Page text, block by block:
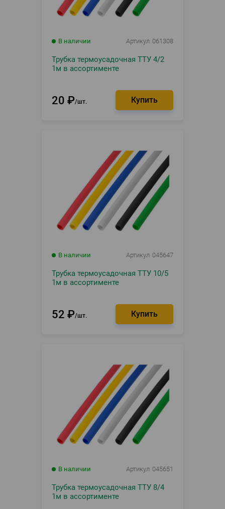
В наличии Артикул 061308
Трубка термоусадочная ТТУ 4/2
1м в ассортименте
20 ₽ шт.
В наличии Артикул 045647
Трубка термоусадочная ТТУ 10/5
1м в ассортименте
52 ₽ шт.
В наличии Артикул 045651
Трубка термоусадочная ТТУ 8/4
1м в ассортименте